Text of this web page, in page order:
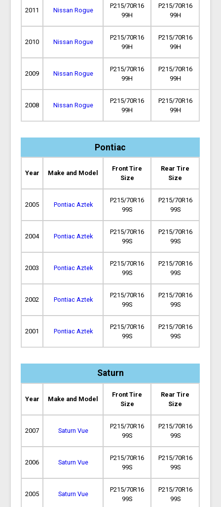
2011 Nissan Rogue
P215/70R16
99H
P215/70R16
99H
2010 Nissan Rogue
P215/70R16
99H
P215/70R16
99H
2009 Nissan Rogue
P215/70R16
99H
P215/70R16
99H
2008 Nissan Rogue
P215/70R16
99H
P215/70R16
99H
Pontiac
Year Make and Model
Front Tire
Size
Rear Tire
Size
2005 Pontiac Aztek
P215/70R16
99S
P215/70R16
99S
2004 Pontiac Aztek
P215/70R16
99S
P215/70R16
99S
2003 Pontiac Aztek
P215/70R16
99S
P215/70R16
99S
2002 Pontiac Aztek
P215/70R16
99S
P215/70R16
99S
2001 Pontiac Aztek
P215/70R16
99S
P215/70R16
99S
Saturn
Year Make and Model
Front Tire
Size
Rear Tire
Size
2007 Saturn Vue
P215/70R16
99S
P215/70R16
99S
2006 Saturn Vue
P215/70R16
99S
P215/70R16
99S
2005 Saturn Vue
P215/70R16
99S
P215/70R16
99S